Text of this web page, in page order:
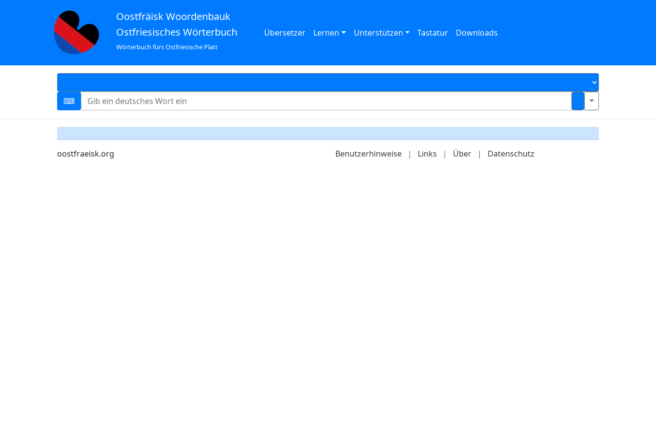
Oostfräisk Woordenbauk
Ostfriesisches Wörterbuch
Wörterbuch fürs Ostfriesische Platt
Übersetzer Lernen Unterstützen Tastatur Downloads
oostfraeisk.org Benutzerhinweise | Links | Über | Datenschutz